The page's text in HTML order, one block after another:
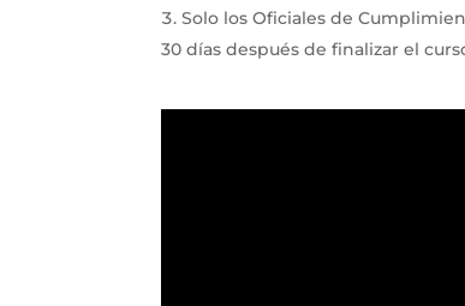
Solo los Oficiales de
30 días después de finalizar el